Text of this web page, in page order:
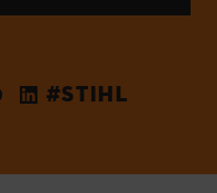
#STIHL